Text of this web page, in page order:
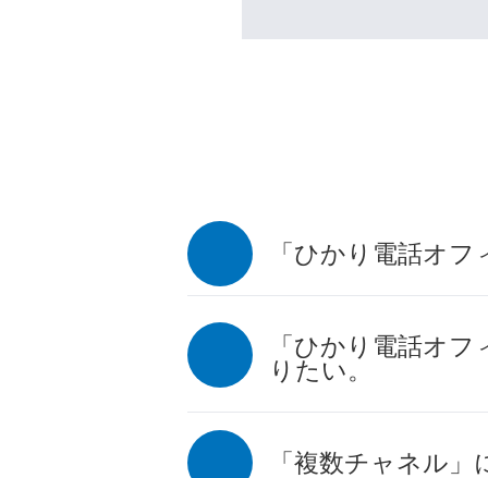
「ひかり電話オ
「ひかり電話オ
りたい。
「複数チャネル